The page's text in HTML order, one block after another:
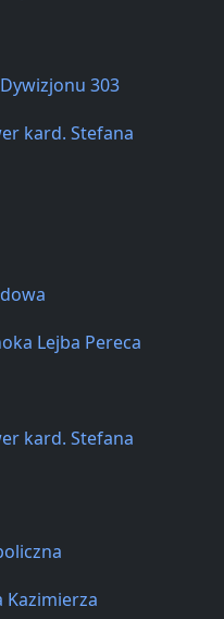
303
kard. Stefana
Lejba Pereca
kard. Stefana
Kazimierza